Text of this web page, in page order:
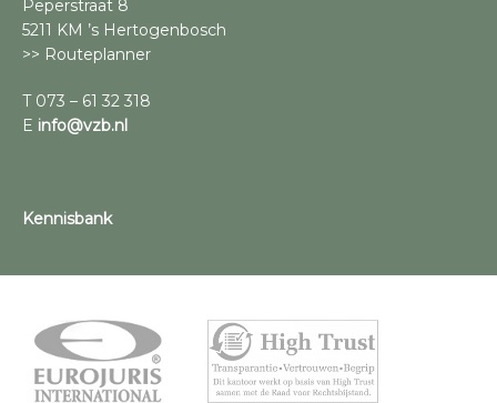
Peperstraat 8
5211 KM ’s Hertogenbosch
>> Routeplanner
T 073 – 61 32 318
E info@vzb.nl
Kennisbank